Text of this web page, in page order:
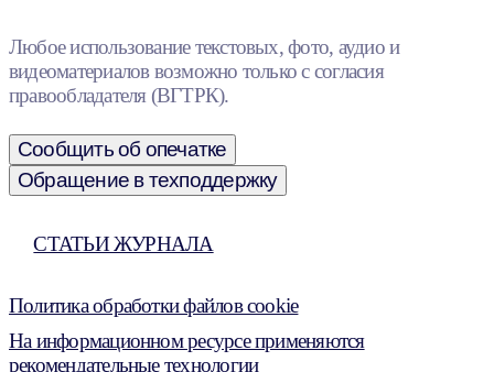
Любое использование текстовых, фото, аудио и
видеоматериалов возможно только с согласия
правообладателя (ВГТРК).
Сообщить об опечатке
Обращение в техподдержку
СТАТЬИ ЖУРНАЛА
Политика обработки файлов cookie
На информационном ресурсе применяются
рекомендательные технологии